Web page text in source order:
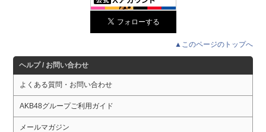
▲このページのトップへ
ヘルプ / お問い合わせ
よくある質問・お問い合わせ
AKB48グループご利用ガイド
メールマガジン